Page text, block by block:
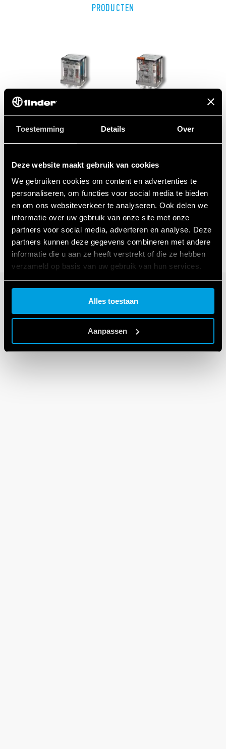
Toestemming Details Over
Deze website maakt gebruik van cookies
We gebruiken cookies om content en advertenties te
personaliseren, om functies voor social media te bieden
en om ons websiteverkeer te analyseren. Ook delen we
informatie over uw gebruik van onze site met onze
partners voor social media, adverteren en analyse. Deze
partners kunnen deze gegevens combineren met andere
informatie die u aan ze heeft verstrekt of die ze hebben
verzameld op basis van uw gebruik van hun services.
Cookie policy.
Alles toestaan
Aanpassen
PRODUCTEN
SERIE 62
Vermogensrelais 16 A